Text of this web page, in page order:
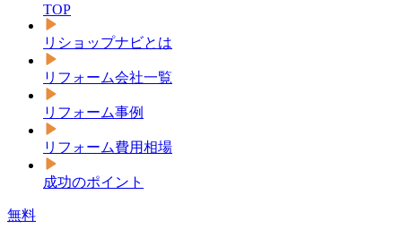
TOP
リショップナビとは
リフォーム会社一覧
リフォーム事例
リフォーム費用相場
成功のポイント
無料